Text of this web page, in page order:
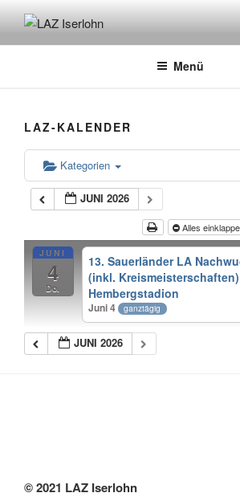
Inhalt
springenLAZ ISERLOHN
Leichtathletik Zentrum Iserlohn
Menü
LAZ-KALENDER
Kategorien
JUNI 2026
Alles
JUNI
4
Do.
13. Sauerländer LA
(inkl.
Hembergstadion
Juni 4 ganztägig
JUNI 2026
© 2021 LAZ Iserlohn